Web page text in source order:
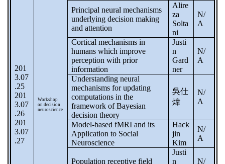
201
3.07
.25
201
3.07
.26
201
3.07
.27
Workshop
on decision
neuroscience
Principal neural mechanisms
underlying decision making
and attention
Alire
za
Solta
ni
N/
A
Cortical mechanisms in
humans which improve
perception with prior
information
Justi
n
Gard
ner
N/
A
Understanding neural
mechanisms for updating
computations in the
framework of Bayesian
decision theory
吳仕
煒
N/
A
Model-based fMRI and its
Application to Social
Neuroscience
Hack
jin
Kim
N/
A
Population receptive field
Justi
n
N/